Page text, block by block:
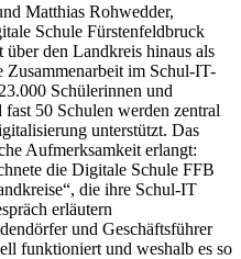
Matthias Rohwedder,
Schule Fürstenfeldbruck
den Landkreis hinaus als
im Schul-IT-
Schülerinnen und
50 Schulen werden zentral
unterstützt. Das
Aufmerksamkeit erlangt:
die Digitale Schule FFB
die ihre Schul-IT
erläutern
und Geschäftsführer
funktioniert und weshalb es so